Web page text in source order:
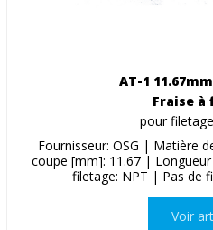
AT-1
Fraise
pour
Fournisseur: OSG | Matière
coupe [mm]: 11.67 |
filetage: NPT | Pas de
Voir